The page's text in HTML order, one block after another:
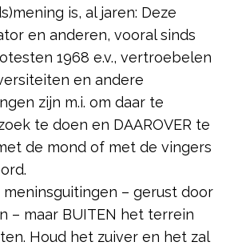
is, al jaren: Deze
en anderen, vooral sinds
1968 e.v., vertroebelen
en andere
zijn m.i. om daar te
te doen en DAAROVER te
de mond of met de vingers
– gerust door
– maar BUITEN het terrein
Houd het zuiver en het zal